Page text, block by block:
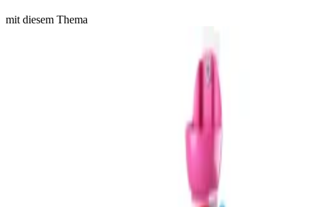
mit diesem Thema